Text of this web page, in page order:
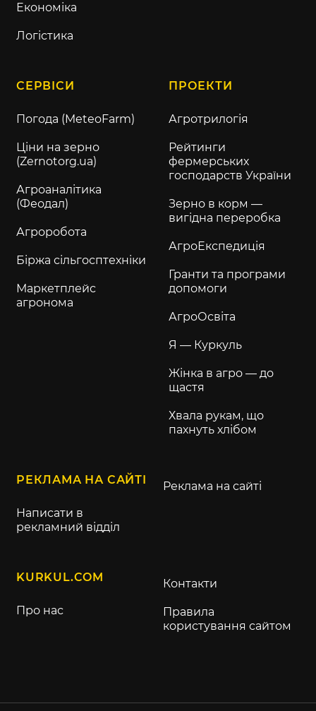
Економіка
Логістика
СЕРВІСИ
Погода (MeteoFarm)
Ціни на зерно
(Zernotorg.ua)
Агроаналітика
(Феодал)
Агроробота
Біржа сільгосптехніки
Маркетплейс
агронома
ПРОЕКТИ
Агротрилогія
Рейтинги
фермерських
господарств України
Зерно в корм —
вигідна переробка
АгроЕкспедиція
Гранти та програми
допомоги
АгроОсвіта
Я — Куркуль
Жінка в агро — до
щастя
Хвала рукам, що
пахнуть хлібом
РЕКЛАМА НА САЙТІ
Написати в
рекламний відділ
Реклама на сайті
KURKUL.COM
Про нас
Контакти
Правила
користування сайтом